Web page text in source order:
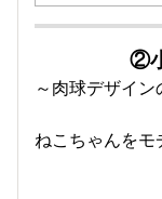
②
～肉球デザイ
ねこちゃんを